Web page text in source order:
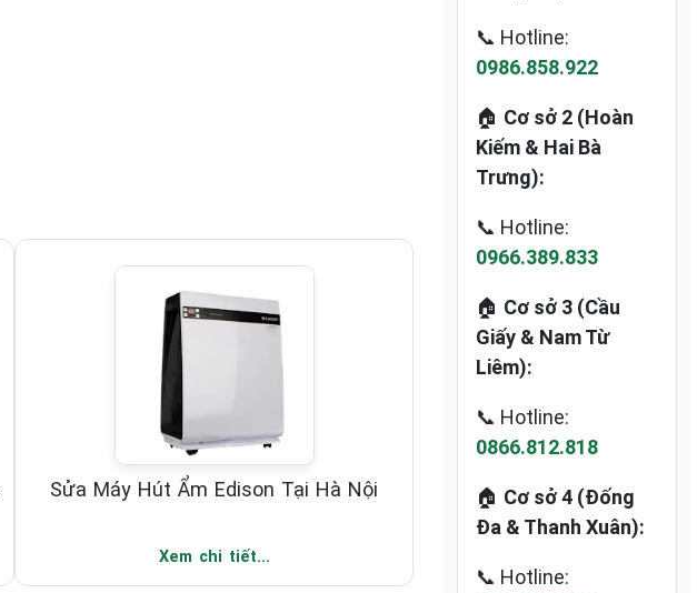
Sửa Máy Hút Ẩm Edison Tại Hà Nội
Xem chi tiết...
📞 Hotline:
0986.858.922
🏠 Cơ sở 2 (Hoàn
Kiếm & Hai Bà
Trưng):
📞 Hotline:
0966.389.833
🏠 Cơ sở 3 (Cầu
Giấy & Nam Từ
Liêm):
📞 Hotline:
0866.812.818
🏠 Cơ sở 4 (Đống
Đa & Thanh Xuân):
📞 Hotline: